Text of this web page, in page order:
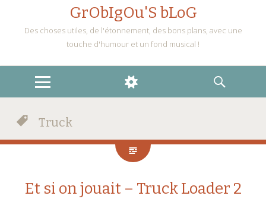
GrObIgOu'S bLoG
Des choses utiles, de l'étonnement, des bons plans, avec une
touche d'humour et un fond musical !
MENU
WIDGETS
RECHERCHE
Truck
Et si on jouait – Truck Loader 2